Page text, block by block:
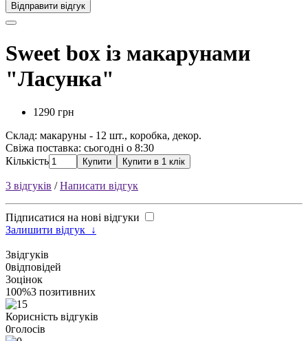
Відправити відгук
Sweet box із макарунами
"Ласунка"
1290 грн
Склад: макаруны - 12 шт., коробка, декор.
Свіжа поставка: сьогодні о 8:30
Кількість
Купити Купити в 1 клік
3 відгуків /Написати відгук
Підписатися на нові відгуки
Залишити відгук ↓
3відгуків
0відповідей
3оцінок
100%3 позитивних
Корисність відгуків
0голосів